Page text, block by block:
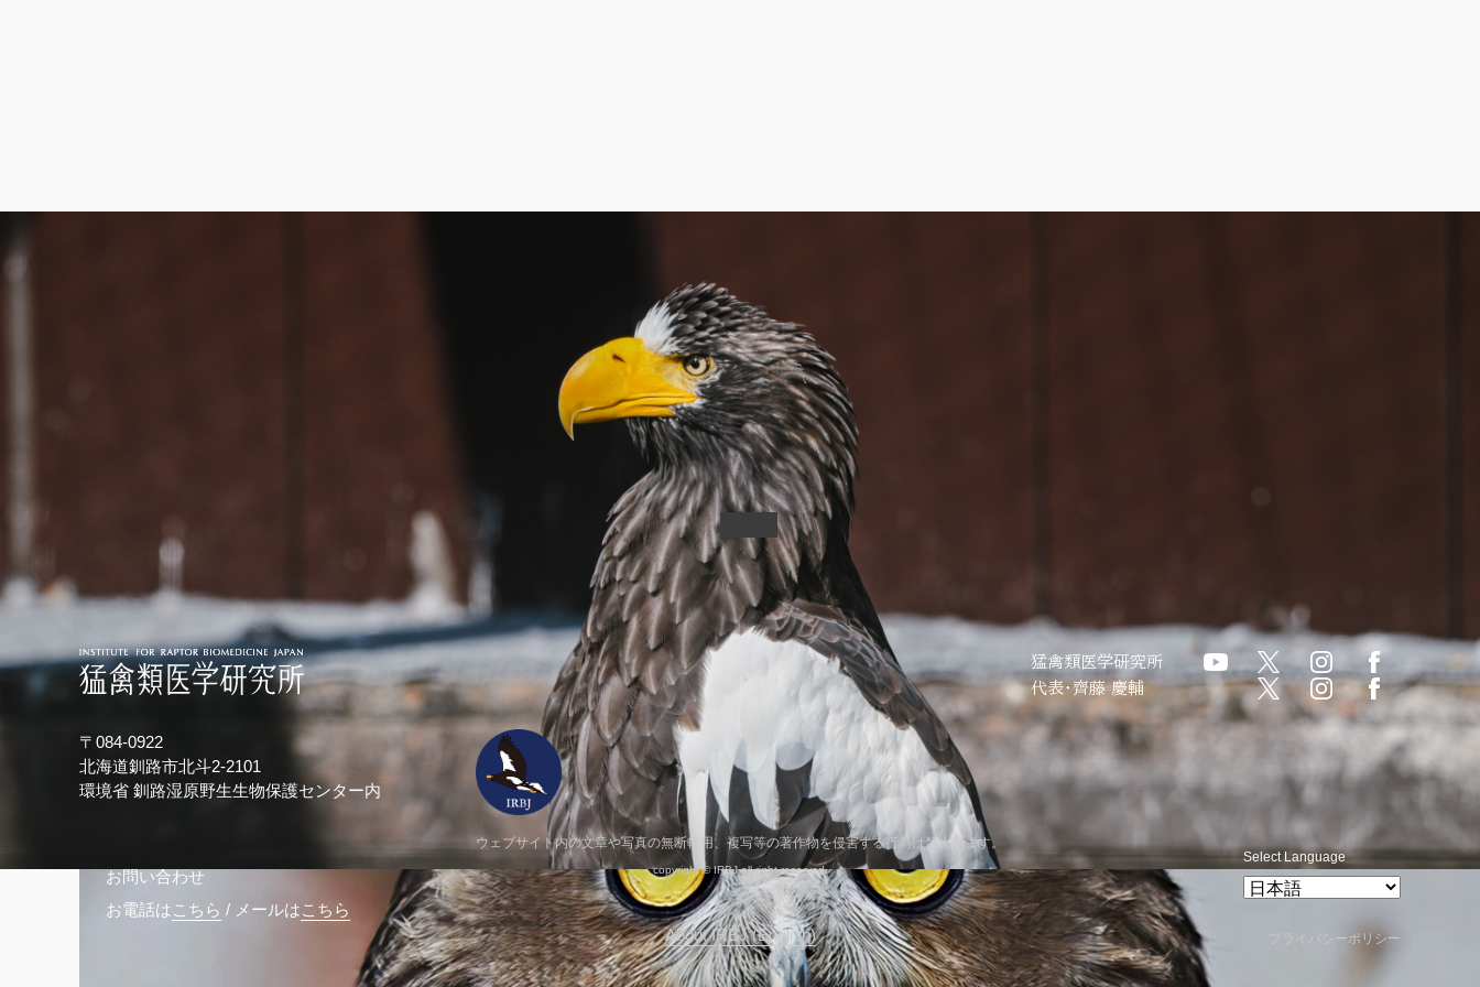
【当番日記】「とまり木作製」を追加
記事一覧へ
〒084-0922
北海道釧路市北斗2-2101
環境省 釧路湿原野生生物保護センター内
お問い合わせ
お電話は こちら / メールはこちら
猛禽類医学研究所
代表・齊藤 慶輔
ウェブサイト内の文章や写真の無断転用、複写等の著作物を侵害する行為は禁止します。
copyright © IRBJ all right reserved.
About IRBJ (English)
Select Language
プライバシーポリシー